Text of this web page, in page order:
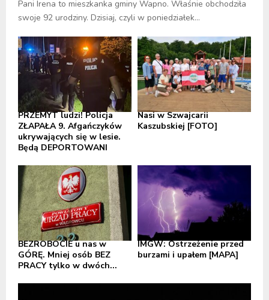
Pani Irena to mieszkanka gminy Wapno. Właśnie obchodziła
swoje 92 urodziny. Dzisiaj, czyli w poniedziałek...
PRZEMYT ludzi! Policja
ZŁAPAŁA 9. Afgańczyków
ukrywających się w lesie.
Będą DEPORTOWANI
Nasi w Szwajcarii
Kaszubskiej [FOTO]
BEZROBOCIE u nas w
GÓRĘ. Mniej osób BEZ
PRACY tylko w dwóch...
IMGW: Ostrzeżenie przed
burzami i upałem [MAPA]